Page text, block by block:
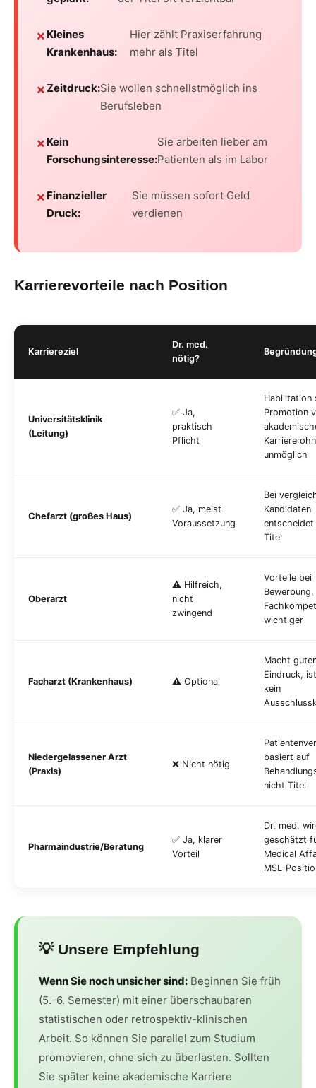
Kleines
Krankenhaus:
Hier zählt Praxiserfahrung
mehr als Titel
Zeitdruck:Sie wollen schnellstmöglich ins
Berufsleben
Kein
Forschungsinteresse:
Sie arbeiten lieber am
Patienten als im Labor
Finanzieller
Druck:
Sie müssen sofort Geld
verdienen
Karrierevorteile nach Position
Karriereziel
Dr. med.
nötig?
Universitätsklinik
(Leitung)
✅ Ja,
praktisch
Pflicht
Habilitation
Promotion
Karriere
unmöglich
Chefarzt (großes Haus)
✅ Ja, meist
Voraussetzung
Bei
Kandidaten
Titel
Oberarzt
⚠️ Hilfreich,
nicht
zwingend
Vorteile bei
wichtiger
Facharzt (Krankenhaus) ⚠️ Optional
Macht
Eindruck,
kein
Niedergelassener Arzt
(Praxis)
❌ Nicht nötig
basiert auf
nicht Titel
Pharmaindustrie/Beratung
✅ Ja, klarer
Vorteil
Dr. med.
geschätzt
Medical
MSL-
💡 Unsere Empfehlung
Wenn Sie noch unsicher sind: Beginnen Sie früh
(5.-6. Semester) mit einer überschaubaren
statistischen oder retrospektiv-klinischen
Arbeit. So können Sie parallel zum Studium
promovieren, ohne sich zu überlasten. Sollten
Sie später keine akademische Karriere